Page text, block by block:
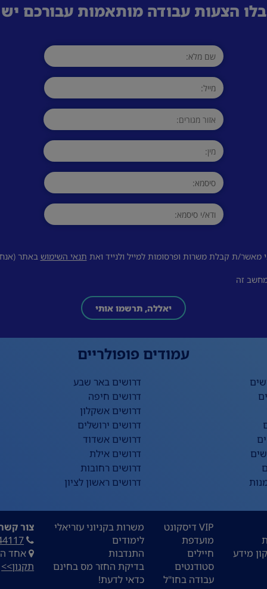
הצעות עבודה מותאמות עבורכם
מאשר/ת קבלת משרות ופרסומות למייל ולנייד ואת תנאי השימוש באתר
זה
יאללה, תרשמו אותי
עמודים פופולריים
דרושים באר שבע
דרושים חיפה
דרושים אשקלון
דרושים ירושלים
דרושים אשדוד
דרושים אילת
דרושים רחובות
דרושים ראשון לציון
מידע
VIP דיסקונט
מועדפת
חיילים
סטודנטים
עבודה בחו"ל
משרות בקניוני עזריאלי
לימודים
התנדבות
בדיקת החזר מס בחינם
כדאי לדעת!
צור
אחד העם 9,
תקנון>>